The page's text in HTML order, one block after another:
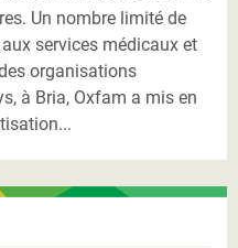
Un nombre limité de
services médicaux et
organisations
à Bria, Oxfam a mis en